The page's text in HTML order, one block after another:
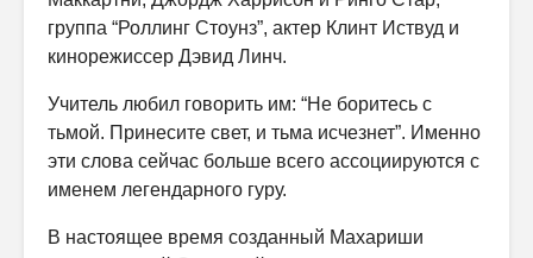
группа “Роллинг Стоунз”, актер Клинт Иствуд и
кинорежиссер Дэвид Линч.
Учитель любил говорить им: “Не боритесь с
тьмой. Принесите свет, и тьма исчезнет”. Именно
эти слова сейчас больше всего ассоциируются с
именем легендарного гуру.
В настоящее время созданный Махариши